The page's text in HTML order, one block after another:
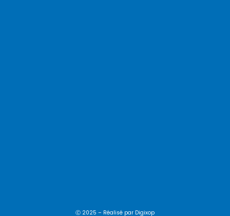
Ⓒ 2025 – Réalisé par Digixop